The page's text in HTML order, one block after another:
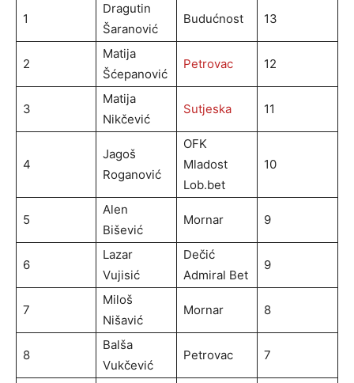
1
Dragutin
Šaranović
Budućnost 13
2
Matija
Šćepanović
Petrovac 12
3
Matija
Nikčević
Sutjeska 11
4
Jagoš
Roganović
OFK
Mladost
Lob.bet
10
5
Alen
Bišević
Mornar 9
6
Lazar
Vujisić
Dečić
Admiral Bet
9
7
Miloš
Nišavić
Mornar 8
8
Balša
Vukčević
Petrovac 7